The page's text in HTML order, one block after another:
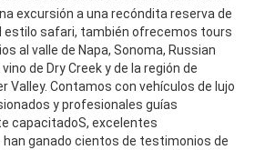
excursión a una recóndita reserva de
estilo safari, también ofrecemos tours
al valle de Napa, Sonoma, Russian
de Dry Creek y de la región de
Valley. Contamos con vehículos de lujo
y profesionales guías
capacitadoS, excelentes
ganado cientos de testimonios de